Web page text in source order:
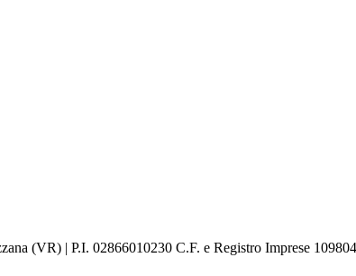
(VR) | P.I. 02866010230 C.F. e Registro Imprese